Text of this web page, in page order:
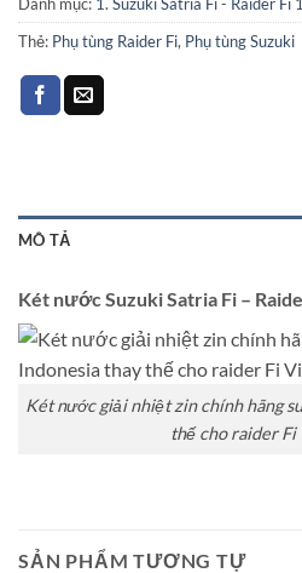
Danh mục: 1. Suzuki Satria Fi - Raider Fi
Thẻ: Phụ tùng Raider Fi, Phụ tùng Suzuki
MÔ TẢ
Két nước Suzuki Satria Fi –
Két nước giải nhiệt zin chính hãng
thế cho raider Fi
SẢN PHẨM TƯƠNG TỰ